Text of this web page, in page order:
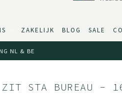
ZAKELIJK BLOG SALE
NL & BE
ZIT STA BUREAU